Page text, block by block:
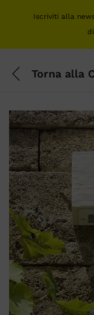
Torna alla
Iscriviti alla